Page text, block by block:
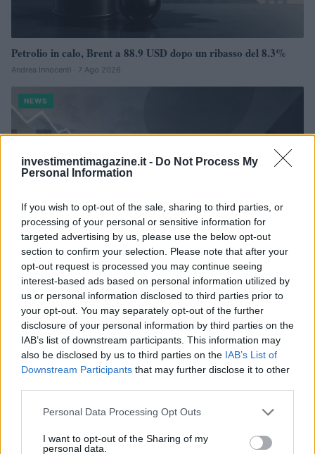
investimentimagazine.it - Do Not Process My
Personal Information
If you wish to opt-out of the sale, sharing to third parties, or
processing of your personal or sensitive information for
targeted advertising by us, please use the below opt-out
section to confirm your selection. Please note that after your
opt-out request is processed you may continue seeing
interest-based ads based on personal information utilized by
us or personal information disclosed to third parties prior to
your opt-out. You may separately opt-out of the further
disclosure of your personal information by third parties on the
IAB’s list of downstream participants. This information may
also be disclosed by us to third parties on the IAB’s List of
Downstream Participants that may further disclose it to other
Please note that this website/app uses one or more Google
not limited to your visit or usage behaviour. You may click to
Personal Data Processing Opt Outs
I want to opt-out of the Sharing of my
personal data.
Petrolio in calo, Brent a 88.9 USD dopo un ribasso del 8.3%
Andrea Innocenti · 7 Ago 2026
NEWS
Petrolio in calo: Brent a 88.9 dollari, ribassi diffusi tra le
materie prime
Andrea Innocenti · 6 Ago 2026
NEWS